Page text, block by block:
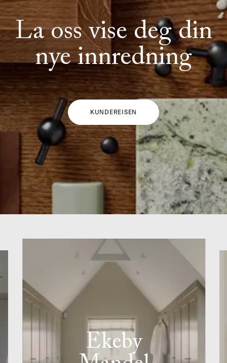
La oss vise deg din
nye innredning
KUNDEREISEN
Ekeby